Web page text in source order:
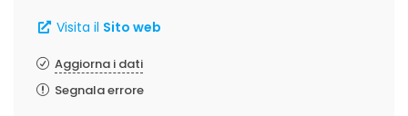
Visita il Sito web
Aggiorna i dati
Segnala errore